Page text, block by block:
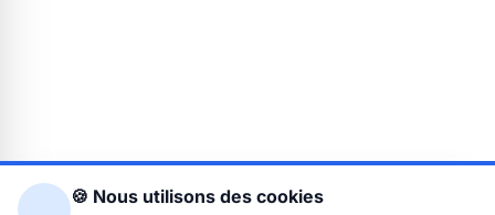
🍪 Nous utilisons des cookies